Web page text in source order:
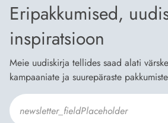
Eripakkumised,
inspiratsioon
Meie uudiskirja tellides saad alati
kampaaniate ja suurepäraste